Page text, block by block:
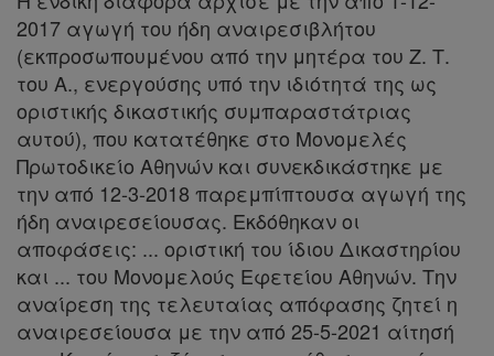
Απόκτηση
Συνδρομής
Ατομική
συνδρομή
Ομαδικά
πακέτα
2017 αγωγή του ήδη αναιρεσιβλήτου
(εκπροσωπουμένου από την μητέρα του Ζ. Τ.
του Α., ενεργούσης υπό την ιδιότητά της ως
οριστικής δικαστικής συμπαραστάτριας
αυτού), που κατατέθηκε στο Μονομελές
Πρωτοδικείο Αθηνών και συνεκδικάστηκε με
την από 12-3-2018 παρεμπίπτουσα αγωγή της
ήδη αναιρεσείουσας. Εκδόθηκαν οι
αποφάσεις: ... οριστική του ίδιου Δικαστηρίου
και ... του Μονομελούς Εφετείου Αθηνών. Την
αναίρεση της τελευταίας απόφασης ζητεί η
αναιρεσείουσα με την από 25-5-2021 αίτησή